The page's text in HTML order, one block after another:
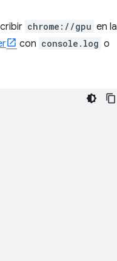
chrome://gpu en la
con console.log o